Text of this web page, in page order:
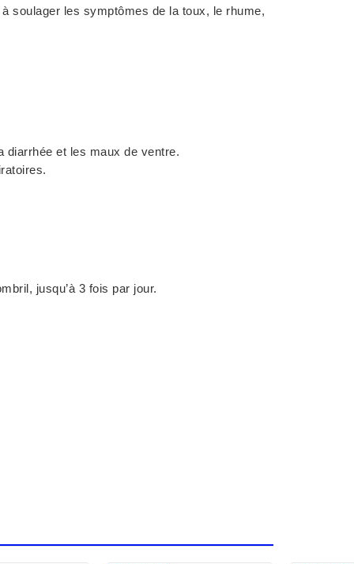
soulager les symptômes de la toux, le rhume,
diarrhée et les maux de ventre.
jusqu’à 3 fois par jour.